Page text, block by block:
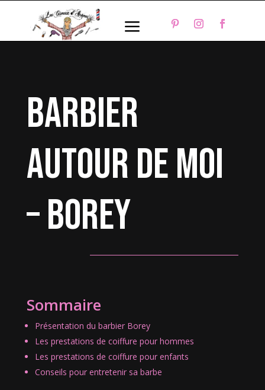
a
barbier
autour de moi
– Borey
Sommaire
Présentation du barbier Borey
Les prestations de coiffure pour hommes
Les prestations de coiffure pour enfants
Conseils pour entretenir sa barbe